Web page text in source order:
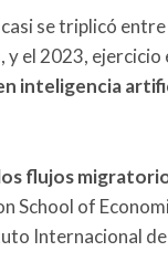
se triplicó
el 2023,
inteligencia
flujos
School of
Internacional